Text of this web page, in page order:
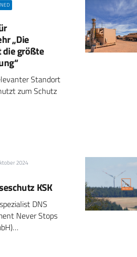
„Die
die größte
Standort
zum Schutz
2024
KSK
DNS
Never Stops